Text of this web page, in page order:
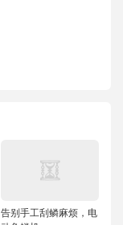
告别手工刮鳞麻烦，电